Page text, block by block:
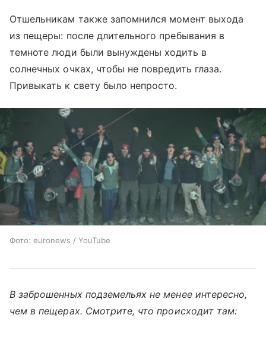
Отшельникам также запомнился момент выхода
из пещеры: после длительного пребывания в
темноте люди были вынуждены ходить в
солнечных очках, чтобы не повредить глаза.
Привыкать к свету было непросто.
Фото: euronews / YouTube
В заброшенных подземельях не менее интересно,
чем в пещерах. Смотрите, что происходит там: